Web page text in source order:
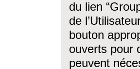
du lien
de
bouton
ouverts pour
peuvent